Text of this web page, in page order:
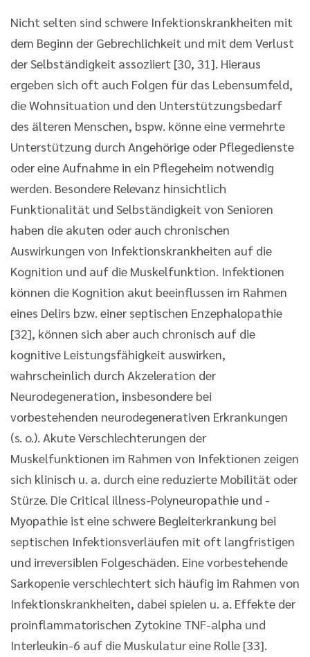
Nicht selten sind schwere Infektionskrankheiten mit
dem Beginn der Gebrechlichkeit und mit dem Verlust
der Selbständigkeit assoziiert [30, 31]. Hieraus
ergeben sich oft auch Folgen für das Lebensumfeld,
die Wohnsituation und den Unterstützungsbedarf
des älteren Menschen, bspw. könne eine vermehrte
Unterstützung durch Angehörige oder Pflegedienste
oder eine Aufnahme in ein Pflegeheim notwendig
werden. Besondere Relevanz hinsichtlich
Funktionalität und Selbständigkeit von Senioren
haben die akuten oder auch chronischen
Auswirkungen von Infektionskrankheiten auf die
Kognition und auf die Muskelfunktion. Infektionen
können die Kognition akut beeinflussen im Rahmen
eines Delirs bzw. einer septischen Enzephalopathie
[32], können sich aber auch chronisch auf die
kognitive Leistungsfähigkeit auswirken,
wahrscheinlich durch Akzeleration der
Neurodegeneration, insbesondere bei
vorbestehenden neurodegenerativen Erkrankungen
(s. o.). Akute Verschlechterungen der
Muskelfunktionen im Rahmen von Infektionen zeigen
sich klinisch u. a. durch eine reduzierte Mobilität oder
Stürze. Die Critical illness-Polyneuropathie und -
Myopathie ist eine schwere Begleiterkrankung bei
septischen Infektionsverläufen mit oft langfristigen
und irreversiblen Folgeschäden. Eine vorbestehende
Sarkopenie verschlechtert sich häufig im Rahmen von
Infektionskrankheiten, dabei spielen u. a. Effekte der
proinflammatorischen Zytokine TNF-alpha und
Interleukin-6 auf die Muskulatur eine Rolle [33].